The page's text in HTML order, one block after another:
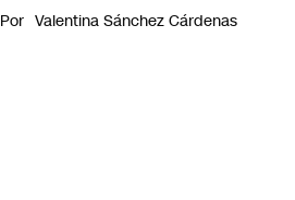
Servicios
Por Valentina Sánchez Cárdenas